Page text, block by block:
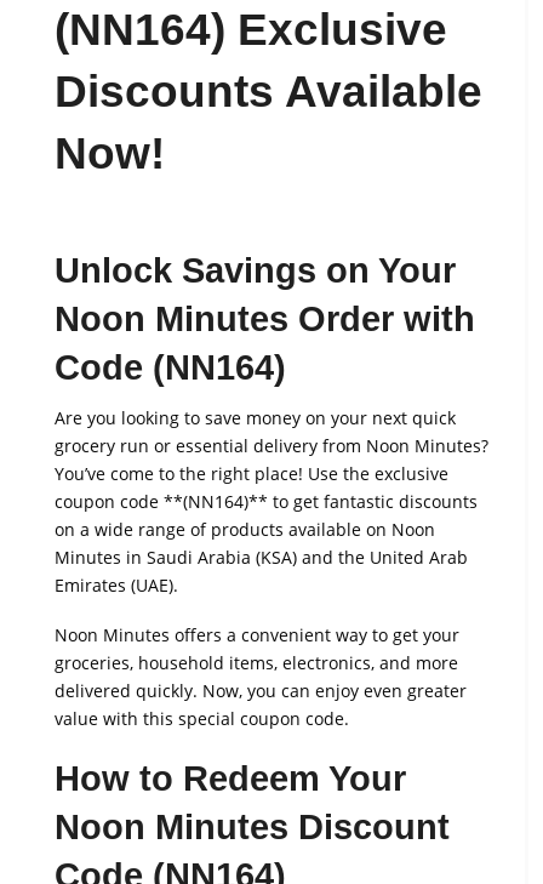
(NN164) Exclusive
Discounts Available
Now!
Unlock Savings on Your
Noon Minutes Order with
Code (NN164)
Are you looking to save money on your next quick
grocery run or essential delivery from Noon Minutes?
You’ve come to the right place! Use the exclusive
coupon code **(NN164)** to get fantastic discounts
on a wide range of products available on Noon
Minutes in Saudi Arabia (KSA) and the United Arab
Emirates (UAE).
Noon Minutes offers a convenient way to get your
groceries, household items, electronics, and more
delivered quickly. Now, you can enjoy even greater
value with this special coupon code.
How to Redeem Your
Noon Minutes Discount
Code (NN164)